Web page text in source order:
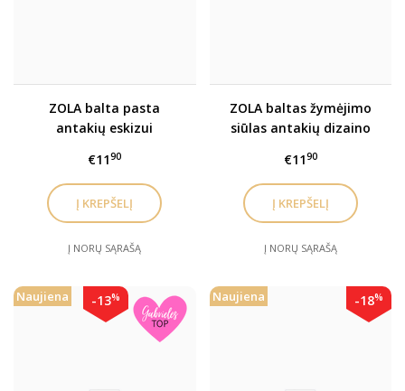
ZOLA balta pasta
antakių eskizui
€1190
Į NORŲ SĄRAŠĄ
ZOLA baltas žymėjimo
siūlas antakių dizaino
€1190
Į NORŲ SĄRAŠĄ
Naujiena -13% Naujiena -18%